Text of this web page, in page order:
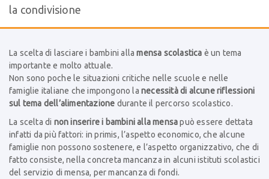
la condivisione
La scelta di lasciare i bambini allamensa scolastica è un tema
importante e molto attuale.
Non sono poche le situazioni critiche nelle scuole e nelle
famiglie italiane che impongono la necessità di alcune riflessioni
sul tema dell’alimentazione durante il percorso scolastico.
La scelta di non inserire i bambini alla mensapuò essere dettata
infatti da più fattori: in primis, l’aspetto economico, che alcune
famiglie non possono sostenere, e l’aspetto organizzativo, che di
fatto consiste, nella concreta mancanza in alcuni istituti scolastici
del servizio di mensa, per mancanza di fondi.